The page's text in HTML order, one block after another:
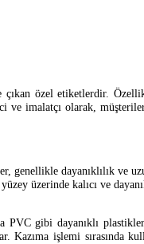
özel etiketlerdir.
imalatçı olarak,
dayanıklılık ve
üzerinde kalıcı ve
gibi dayanıklı
işlemi sırasında